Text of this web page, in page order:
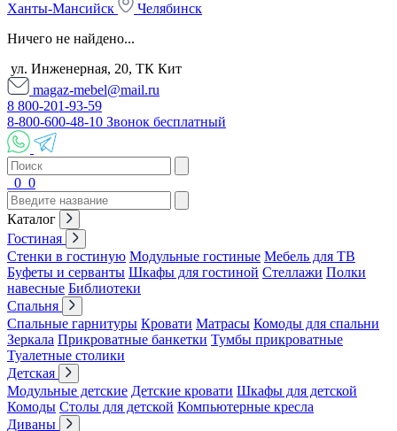
Ханты-Мансийск
Челябинск
Ничего не найдено...
ул. Инженерная, 20, ТК Кит
magaz-mebel@mail.ru
8 800-201-93-59
8-800-600-48-10 Звонок бесплатный
0 0
Каталог
Гостиная
Стенки в гостиную Модульные гостиные Мебель для ТВ
Буфеты и серванты Шкафы для гостиной Стеллажи Полки
навесные Библиотеки
Спальня
Спальные гарнитуры Кровати Матрасы Комоды для спальни
Зеркала Прикроватные банкетки Тумбы прикроватные
Туалетные столики
Детская
Модульные детские Детские кровати Шкафы для детской
Комоды Столы для детской Компьютерные кресла
Диваны